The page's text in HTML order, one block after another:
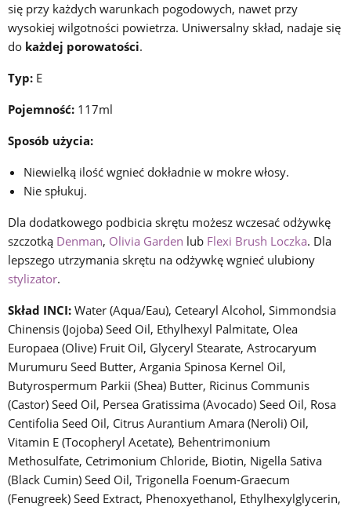
się przy każdych warunkach pogodowych, nawet przy
wysokiej wilgotności powietrza. Uniwersalny skład, nadaje się
do każdej porowatości.
Typ: E
Pojemność: 117ml
Sposób użycia:
Niewielką ilość wgnieć dokładnie w mokre włosy.
Nie spłukuj.
Dla dodatkowego podbicia skrętu możesz wczesać odżywkę
szczotką Denman, Olivia Garden lub Flexi Brush Loczka. Dla
lepszego utrzymania skrętu na odżywkę wgnieć ulubiony
stylizator.
Skład INCI: Water (Aqua/Eau), Cetearyl Alcohol, Simmondsia
Chinensis (Jojoba) Seed Oil, Ethylhexyl Palmitate, Olea
Europaea (Olive) Fruit Oil, Glyceryl Stearate, Astrocaryum
Murumuru Seed Butter, Argania Spinosa Kernel Oil,
Butyrospermum Parkii (Shea) Butter, Ricinus Communis
(Castor) Seed Oil, Persea Gratissima (Avocado) Seed Oil, Rosa
Centifolia Seed Oil, Citrus Aurantium Amara (Neroli) Oil,
Vitamin E (Tocopheryl Acetate), Behentrimonium
Methosulfate, Cetrimonium Chloride, Biotin, Nigella Sativa
(Black Cumin) Seed Oil, Trigonella Foenum-Graecum
(Fenugreek) Seed Extract, Phenoxyethanol, Ethylhexylglycerin,